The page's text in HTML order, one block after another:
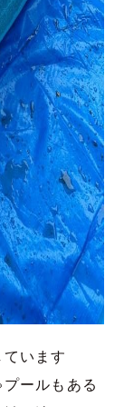
います
ールもある